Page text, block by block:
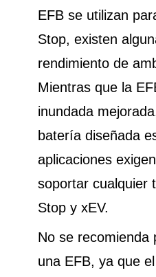
EFB se utilizan
Stop, existen
rendimiento de
Mientras que la
inundada
batería diseñada
aplicaciones
soportar cualquier
Stop y xEV.
No se recomienda
una EFB, ya que